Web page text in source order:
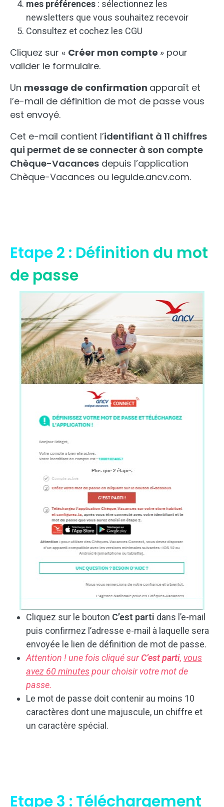
mes préférences : sélectionnez les
newsletters que vous souhaitez recevoir
Consultez et cochez les CGU
Cliquez sur « Créer mon compte » pour
valider le formulaire.
Un message de confirmation apparaît et
l’e-mail de définition de mot de passe vous
est envoyé.
Cet e-mail contient l’identifiant à 11 chiffres
qui permet de se connecter à son compte
Chèque-Vacances depuis l’application
Chèque-Vacances ou leguide.ancv.com.
Etape 2 : Définition du mot
de passe
Cliquez sur le bouton C’est parti dans l’e-mail
puis confirmez l’adresse e-mail à laquelle sera
envoyée le lien de définition de mot de passe.
Attention ! une fois cliqué surC’est parti, vous
avez 60 minutespour choisir votre mot de
passe.
Le mot de passe doit contenir au moins 10
caractères dont une majuscule, un chiffre et
un caractère spécial.
Etape 3 : Téléchargement